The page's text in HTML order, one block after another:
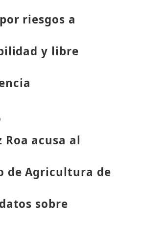
riesgos a
y libre
Roa acusa al
de Agricultura de
sobre